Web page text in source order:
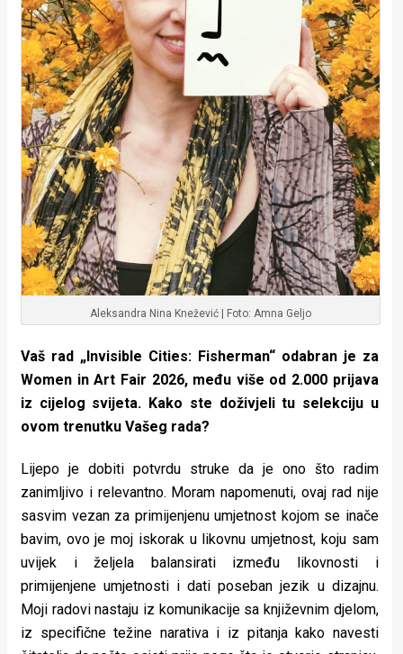
Aleksandra Nina Knežević | Foto: Amna Geljo
Vaš rad „Invisible Cities: Fisherman“ odabran je za
Women in Art Fair 2026, među više od 2.000 prijava
iz cijelog svijeta. Kako ste doživjeli tu selekciju u
ovom trenutku Vašeg rada?
Lijepo je dobiti potvrdu struke da je ono što radim
zanimljivo i relevantno. Moram napomenuti, ovaj rad nije
sasvim vezan za primijenjenu umjetnost kojom se inače
bavim, ovo je moj iskorak u likovnu umjetnost, koju sam
uvijek i željela balansirati između likovnosti i
primijenjene umjetnosti i dati poseban jezik u dizajnu.
Moji radovi nastaju iz komunikacije sa književnim djelom,
iz specifične težine narativa i iz pitanja kako navesti